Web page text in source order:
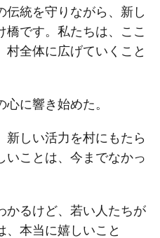
伝統を守りながら、新し
です。私たちは、ここ
村全体に広げていくこと
に響き始めた。
新しい活力を村にもたら
いことは、今までなかっ
かるけど、若い人たちが
、本当に嬉しいこと